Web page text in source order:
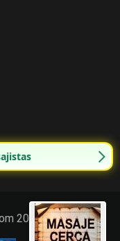
2025.